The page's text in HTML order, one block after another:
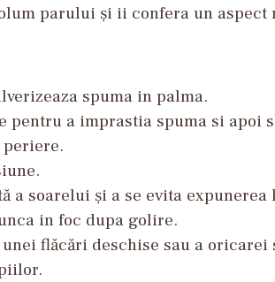
parului și ii confera un
spuma in palma.
pentru a imprastia spuma si
a soarelui și a se evita
in foc dupa golire.
flăcări deschise sau a oricarei